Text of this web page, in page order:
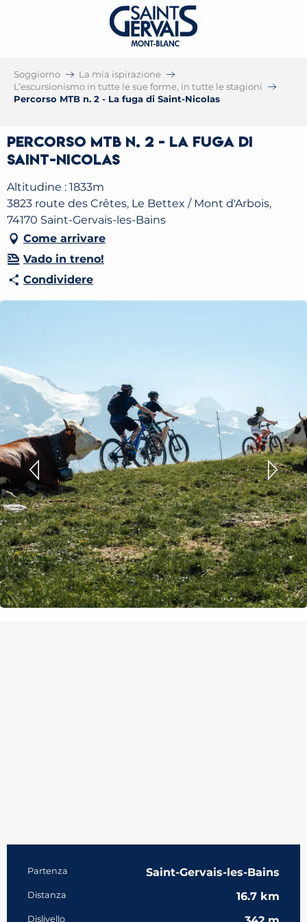
Soggiorno
La mia ispirazione
L’escursionismo in tutte le sue forme, in tutte le stagioni
Percorso MTB n. 2 - La fuga di Saint-Nicolas
Percorso MTB n. 2 - La fuga di
Saint-Nicolas
Altitudine : 1833m
3823 route des Crêtes, Le Bettex / Mont d'Arbois,
74170 Saint-Gervais-les-Bains
Come arrivare
Vado in treno!
Condividere
Informazioni pratiche
Partenza Saint-Gervais-les-Bains
Distanza 16.7 km
Dislivello